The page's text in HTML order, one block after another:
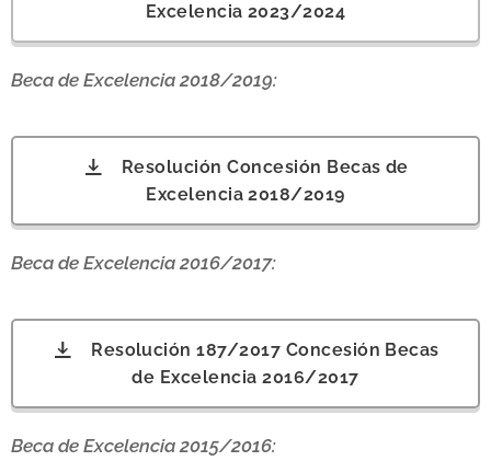
Excelencia 2023/2024
Beca de Excelencia 2018/2019:
Resolución Concesión Becas de
Excelencia 2018/2019
Beca de Excelencia 2016/2017:
Resolución 187/2017 Concesión Becas
de Excelencia 2016/2017
Beca de Excelencia 2015/2016: